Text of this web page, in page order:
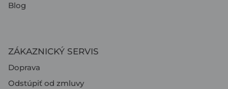
Blog
ZÁKAZNICKÝ SERVIS
Doprava
Odstúpiť od zmluvy